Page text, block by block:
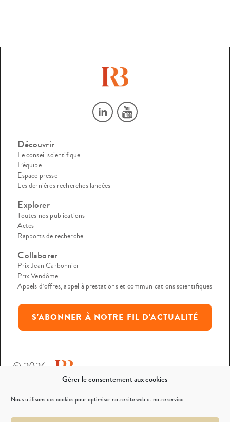
Gérer le consentement aux cookies
Nous utilisons des cookies pour optimiser notre site web et notre service.
Découvrir
Le conseil scientifique
L’équipe
Espace presse
Les dernières recherches lancées
Explorer
Toutes nos publications
Actes
Rapports de recherche
Collaborer
Prix Jean Carbonnier
Prix Vendôme
Appels d’offres, appel à prestations et communications scientifiques
S'ABONNER À NOTRE FIL D'ACTUALITÉ
© 2026